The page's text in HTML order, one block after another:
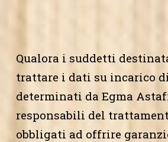
Qualora i suddetti
trattare i dati su incarico
determinati da Egma
responsabili del
obbligati ad offrire